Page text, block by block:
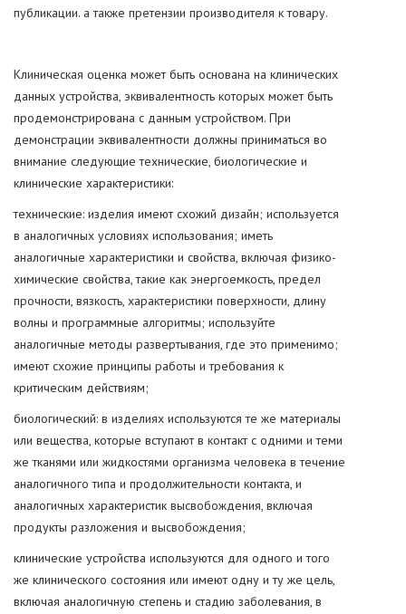
публикации. а также претензии производителя к товару.
Клиническая оценка может быть основана на клинических
данных устройства, эквивалентность которых может быть
продемонстрирована с данным устройством. При
демонстрации эквивалентности должны приниматься во
внимание следующие технические, биологические и
клинические характеристики:
технические: изделия имеют схожий дизайн; используется
в аналогичных условиях использования; иметь
аналогичные характеристики и свойства, включая физико-
химические свойства, такие как энергоемкость, предел
прочности, вязкость, характеристики поверхности, длину
волны и программные алгоритмы; используйте
аналогичные методы развертывания, где это применимо;
имеют схожие принципы работы и требования к
критическим действиям;
биологический: в изделиях используются те же материалы
или вещества, которые вступают в контакт с одними и теми
же тканями или жидкостями организма человека в течение
аналогичного типа и продолжительности контакта, и
аналогичных характеристик высвобождения, включая
продукты разложения и высвобождения;
клинические устройства используются для одного и того
же клинического состояния или имеют одну и ту же цель,
включая аналогичную степень и стадию заболевания, в